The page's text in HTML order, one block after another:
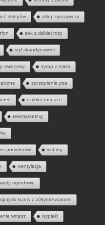
sklepów sklep spożywczy
sok z dzikiej róży
styl skandynawski
owocowy syrop z malin
szczepienia psa
szybko rosnące
telemarketing
pomidorów vishing
wentylacja
ogrodowe
krzew z żółtymi kwiatami
wnętrz wypieki